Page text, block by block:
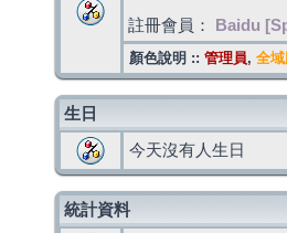
註冊會員： Baidu
顏色說明 :: 管理員, 全
生日
今天沒有人生日
統計資料